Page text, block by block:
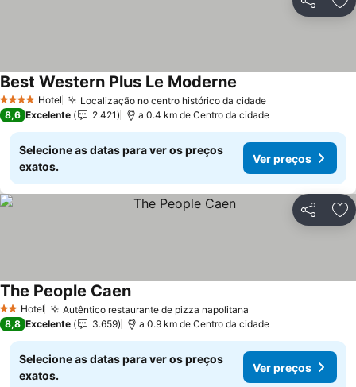
Partilhar
4 EstrelasHotel Localização no centro histórico da cidadeVer preços
Best Western Plus Le Moderne
8,6 Excelente 2.421 a 0.4 km de Centro da cidade
Selecione as datas para ver os preços
exatos.
Ver preços
Partilhar
2 Estrelas
Hotel Autêntico restaurante de pizza napolitana
The People CaenVer preços
8,8 Excelente 3.659 a 0.9 km de Centro da cidade
Selecione as datas para ver os preços
exatos.
Ver preços